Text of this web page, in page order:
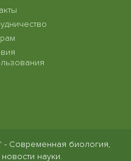
- Современная биология,
науки.